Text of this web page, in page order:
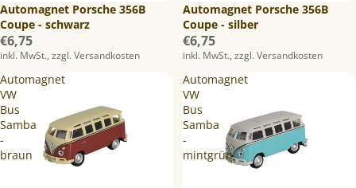
Automagnet Porsche 356B
Coupe - schwarz
€6,75
inkl. MwSt., zzgl. Versandkosten
Automagnet Porsche 356B
Coupe - silber
€6,75
inkl. MwSt., zzgl. Versandkosten
Automagnet
VW
Bus
Samba
-
braun
Automagnet
VW
Bus
Samba
-
mintgrün